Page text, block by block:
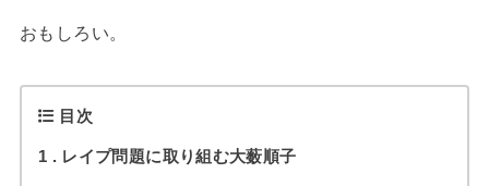
おもしろい。
目次
1 レイプ問題に取り組む大薮順子